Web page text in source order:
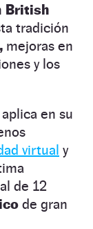
British
tradición
mejoras en
y los
en su
virtual y
de 12
de gran